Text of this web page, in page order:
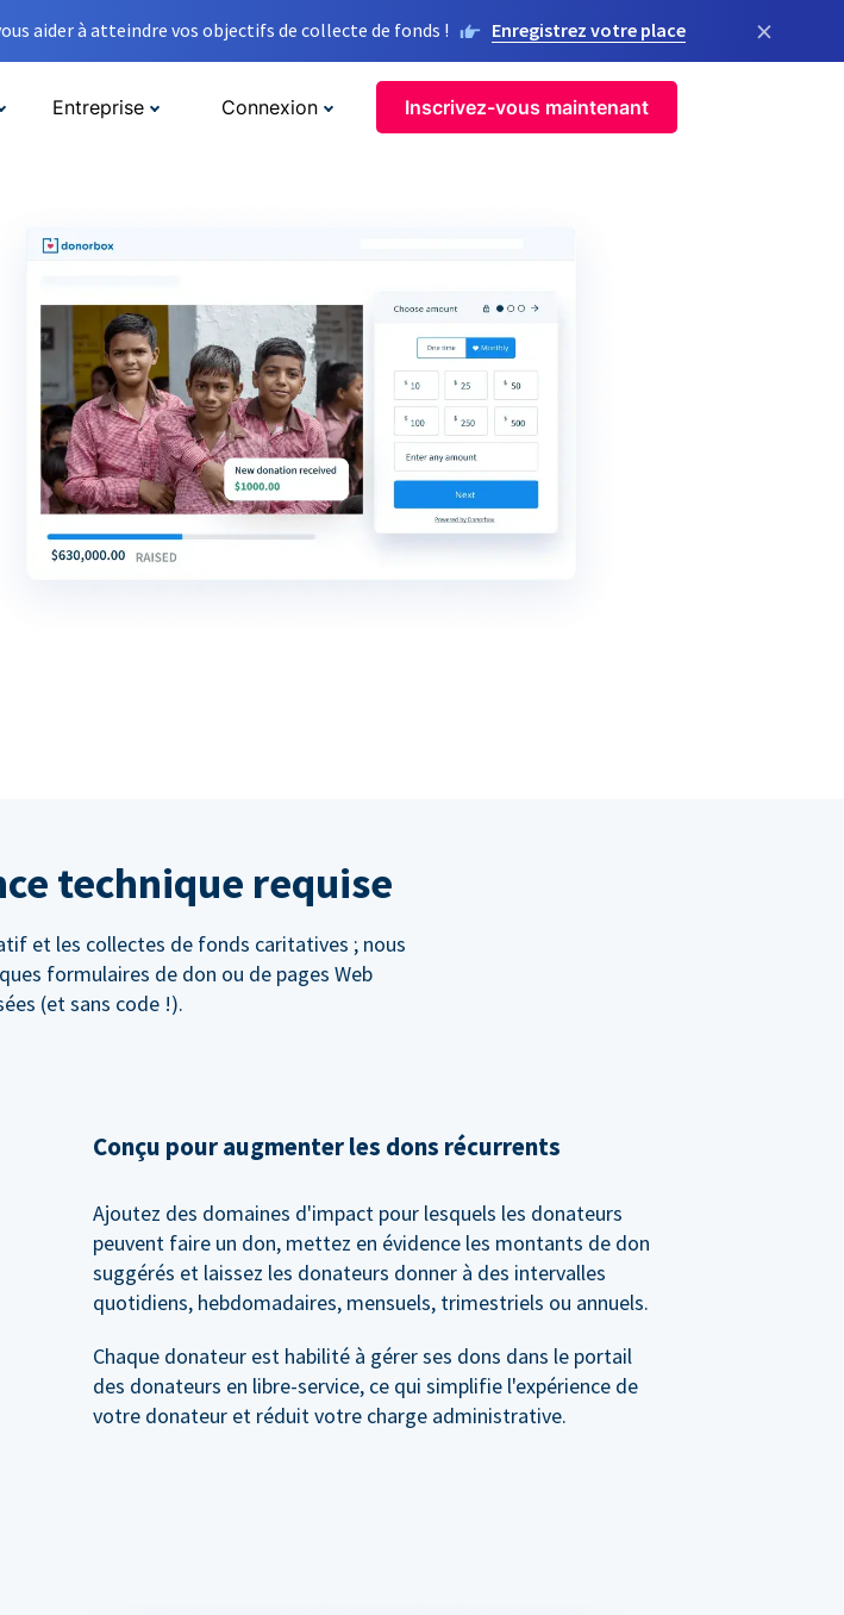
aider à atteindre vos objectifs de collecte de fonds ! Enregistrez votre place ×
Entreprise Connexion Inscrivez-vous maintenant
technique requise
et les collectes de fonds caritatives ; nous
formulaires de don ou de pages Web
(et sans code !).
Conçu pour augmenter les dons récurrents
Ajoutez des domaines d'impact pour lesquels les donateurs
peuvent faire un don, mettez en évidence les montants de don
suggérés et laissez les donateurs donner à des intervalles
quotidiens, hebdomadaires, mensuels, trimestriels ou annuels.
Chaque donateur est habilité à gérer ses dons dans le portail
des donateurs en libre-service, ce qui simplifie l'expérience de
votre donateur et réduit votre charge administrative.